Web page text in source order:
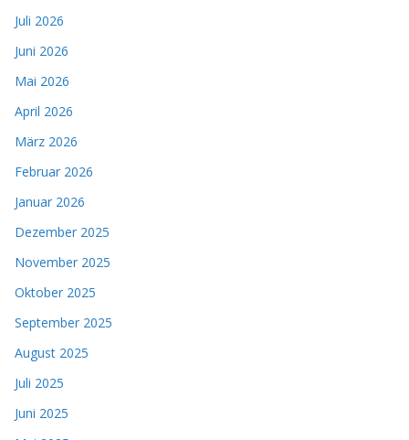
Juli 2026
Juni 2026
Mai 2026
April 2026
März 2026
Februar 2026
Januar 2026
Dezember 2025
November 2025
Oktober 2025
September 2025
August 2025
Juli 2025
Juni 2025